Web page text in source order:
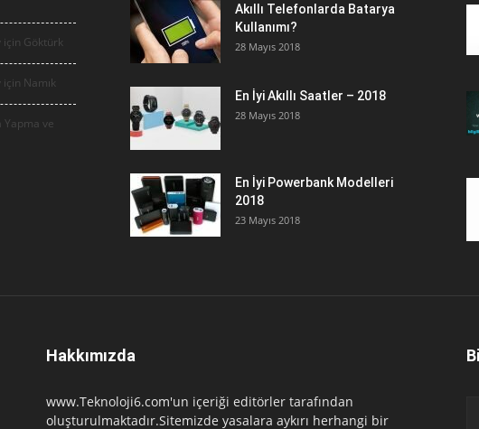
için Göktürk
için Namık
Yapma ve
Akıllı Telefonlarda Batarya
Kullanımı?
28 Mayıs 2018
En İyi Akıllı Saatler – 2018
28 Mayıs 2018
En İyi Powerbank Modelleri
2018
23 Mayıs 2018
Hakkımızda
www.Teknoloji6.com'un içeriği editörler tarafından
oluşturulmaktadır.Sitemizde yasalara aykırı herhangi bir